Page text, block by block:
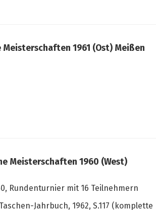
Meisterschaften 1961 (Ost) Meißen
Meisterschaften 1960 (West)
Rundenturnier mit 16 Teilnehmern
Jahrbuch, 1962, S.117 (komplette